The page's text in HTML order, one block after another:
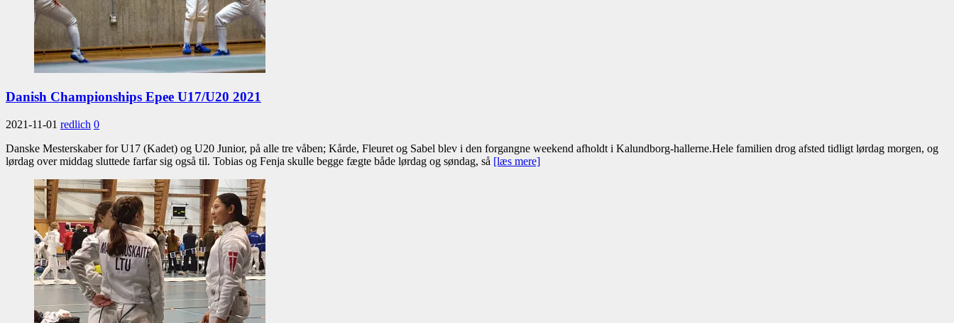
Danish Championships Epee U17/U20 2021
2021-11-01 redlich 0
Danske Mesterskaber for U17 (Kadet) og U20 Junior, på alle tre våben; Kårde, Fleuret og Sabel blev i den forgangne weekend afholdt i Kalundborg-hallerne.Hele familien drog afsted tidligt lørdag morgen, og
lørdag over middag sluttede farfar sig også til. Tobias og Fenja skulle begge fægte både lørdag og søndag, så [læs mere]